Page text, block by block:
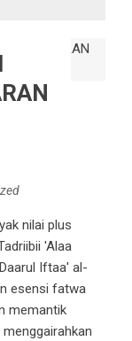
nilai plus
'Alaa
Iftaa' al-
esensi fatwa
memantik